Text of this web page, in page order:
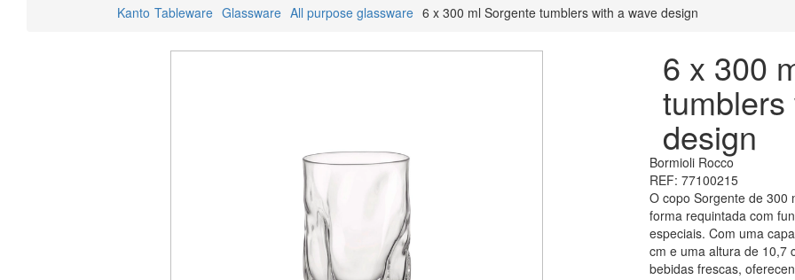
Kanto Tableware Glassware All purpose glassware 6 x 300 ml Sorgente tumblers with a wave design
6 x 300
design
Bormioli Rocco
REF: 77100215
O copo Sorgente de 300
forma requintada com
especiais. Com uma
cm e uma altura de 10,7
bebidas frescas,